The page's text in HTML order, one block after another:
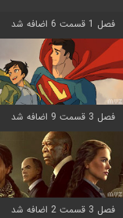
فصل 1 قسمت 6 اضافه شد
فصل 3 قسمت 9 اضافه شد
فصل 3 قسمت 2 اضافه شد